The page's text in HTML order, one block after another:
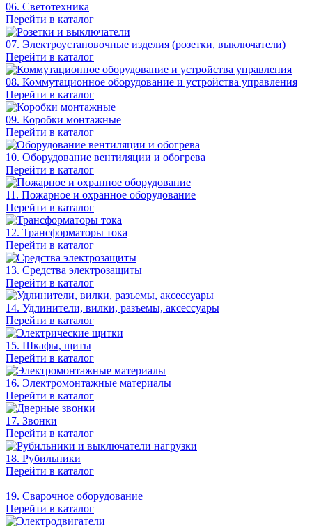
06. Светотехника
Перейти в каталог
07. Электроустановочные изделия (розетки, выключатели)
Перейти в каталог
08. Коммутационное оборудование и устройства управления
Перейти в каталог
09. Коробки монтажные
Перейти в каталог
10. Оборудование вентиляции и обогрева
Перейти в каталог
11. Пожарное и охранное оборудование
Перейти в каталог
12. Трансформаторы тока
Перейти в каталог
13. Средства электрозащиты
Перейти в каталог
14. Удлинители, вилки, разъемы, аксессуары
Перейти в каталог
15. Шкафы, щиты
Перейти в каталог
16. Электромонтажные материалы
Перейти в каталог
17. Звонки
Перейти в каталог
18. Рубильники
Перейти в каталог
19. Сварочное оборудование
Перейти в каталог